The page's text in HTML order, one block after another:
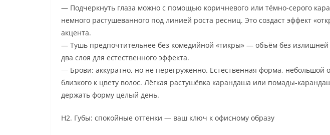
— Подчеркнуть глаза можно с помощью коричневого или тёмно-серого
немного растушеванного под линией роста ресниц. Это создаст эффект
акцента.
— Тушь предпочтительнее без комедийной «тикры» — объём без излишней
два слоя для естественного эффекта.
— Брови: аккуратно, но не перегруженно. Естественная форма, небольшой
близкого к цвету волос. Лёгкая растушёвка карандаша или помады-
держать форму целый день.
H2. Губы: спокойные оттенки — ваш ключ к офисному образу